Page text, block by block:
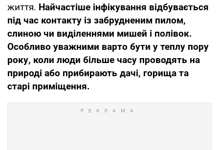
життя. Найчастіше інфікування відбувається
під час контакту із забрудненим пилом,
слиною чи виділеннями мишей і полівок.
Особливо уважними варто бути у теплу пору
року, коли люди більше часу проводять на
природі або прибирають дачі, горища та
старі приміщення.